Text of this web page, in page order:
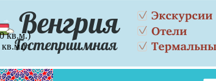
кв.м.)
кв.м.)